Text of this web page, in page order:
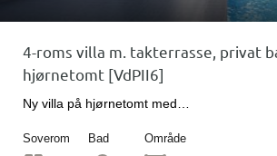
4-roms villa m. takterrasse, privat
hjørnetomt [VdPII6]
Ny villa på hjørnetomt med…
Soverom Bad Område